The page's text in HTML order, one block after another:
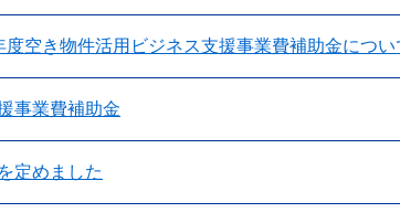
度空き物件活用ビジネス支援事業費補助金につい
事業費補助金
定めました